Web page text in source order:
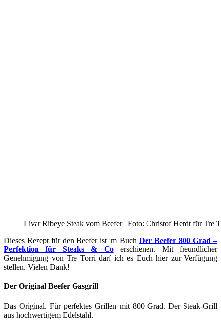
Livar Ribeye Steak vom Beefer | Foto: Christof Herdt für Tre
Dieses Rezept für den Beefer ist im Buch Der Beefer 800 Grad –
Perfektion für Steaks & Coerschienen. Mit freundlicher
Genehmigung von Tre Torri darf ich es Euch hier zur Verfügung
stellen. Vielen Dank!
Der Original Beefer Gasgrill
Das Original. Für perfektes Grillen mit 800 Grad. Der Steak-Grill
aus hochwertigem Edelstahl.